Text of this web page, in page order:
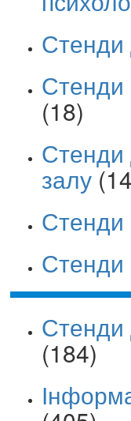
Стенди
Стенди
(18)
Стенди
залу
Стенди
Стенди
Стенди
(184)